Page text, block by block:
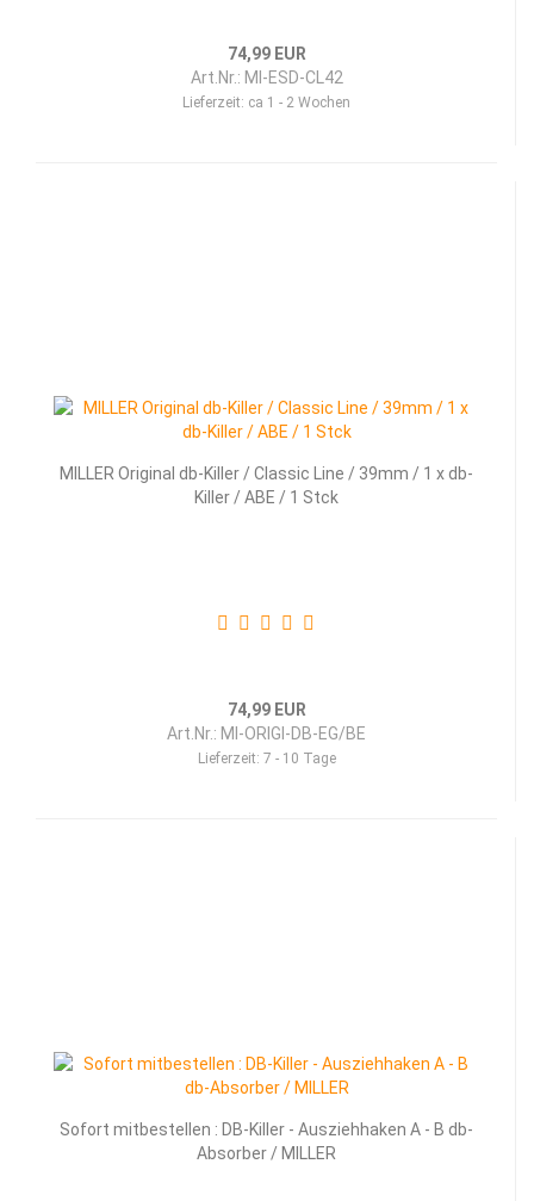
74,99 EUR
Art.Nr.: MI-ESD-CL42
Lieferzeit: ca 1 - 2 Wochen
MILLER Original db-Killer / Classic Line / 39mm / 1 x db-
Killer / ABE / 1 Stck
74,99 EUR
Art.Nr.: MI-ORIGI-DB-EG/BE
Lieferzeit: 7 - 10 Tage
Sofort mitbestellen : DB-Killer - Ausziehhaken A - B db-
Absorber / MILLER